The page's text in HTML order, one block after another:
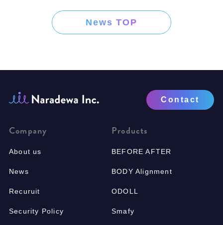
News TOP
Contact
Company
About us
News
Recuruit
Security Policy
Products
BEFORE AFTER
BODY Alignment
ODOLL
Smafy